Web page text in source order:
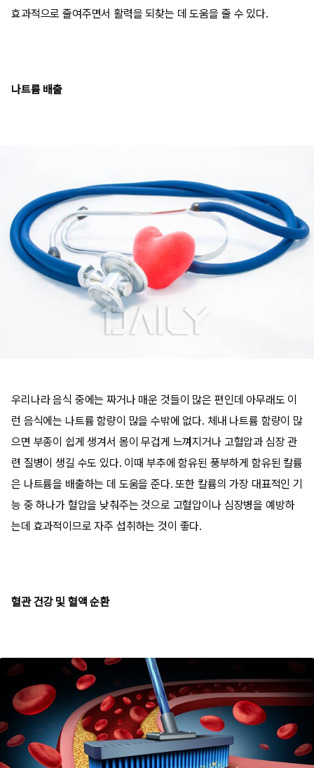
효과적으로 줄여주면서 활력을 되찾는 데 도움을 줄 수 있다.
나트륨 배출
우리나라 음식 중에는 짜거나 매운 것들이 많은 편인데 아무래도 이
런 음식에는 나트륨 함량이 많을 수밖에 없다. 체내 나트륨 함량이 많
으면 부종이 쉽게 생겨서 몸이 무겁게 느껴지거나 고혈압과 심장 관
련 질병이 생길 수도 있다. 이때 부추에 함유된 풍부하게 함유된 칼륨
은 나트륨을 배출하는 데 도움을 준다. 또한 칼륨의 가장 대표적인 기
능 중 하나가 혈압을 낮춰주는 것으로 고혈압이나 심장병을 예방하
는데 효과적이므로 자주 섭취하는 것이 좋다.
혈관 건강 및 혈액 순환